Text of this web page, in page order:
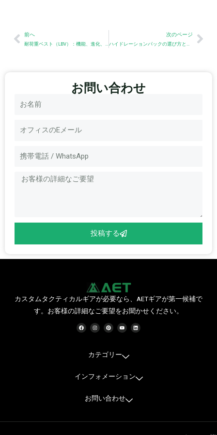
Prev
前へ 次のページ
お問い合わせ
ー
投稿する
カスタムタクティカルギアが必要なら、AETギアが第一候補で
す。お客様の詳細なご要望をお聞かせください。
フ
ェ
イ
イ
ン
ス
ム
ピ
ン
タ
Y
o
u
リ
ン
ク
カテゴリー
インフォメーション
お問い合わせ